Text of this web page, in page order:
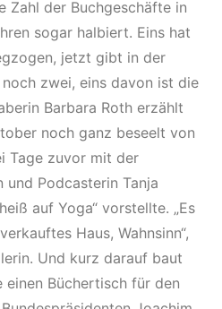
Zahl der Buchgeschäfte in
sogar halbiert. Eins hat
jetzt gibt in der
zwei, eins davon ist die
Barbara Roth erzählt
noch ganz beseelt von
Tage zuvor mit der
und Podcasterin Tanja
auf Yoga“ vorstellte. „Es
Haus, Wahnsinn“,
Und kurz darauf baut
einen Büchertisch für den